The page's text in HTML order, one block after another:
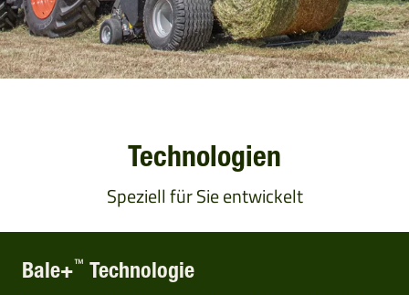
Technologien
Speziell für Sie entwickelt
Bale+™ Technologie